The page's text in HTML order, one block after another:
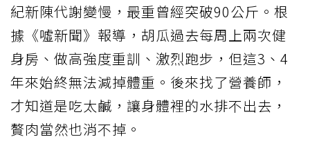
紀新陳代謝變慢，最重曾經突破90公斤。根
據《噓新聞》報導，胡瓜過去每周上兩次健
身房、做高強度重訓、激烈跑步，但這3、4
年來始終無法減掉體重。後來找了營養師，
才知道是吃太鹹，讓身體裡的水排不出去，
贅肉當然也消不掉。